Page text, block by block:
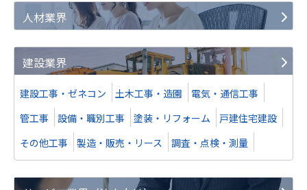
人材業界
建設業界
建設工事・ゼネコン 土木工事・造園
電気・通信工事
管工事
設備・職別工事 塗装・リフォーム
戸建住宅建設
その他工事
製造・販売・リース 調査・点検・測量